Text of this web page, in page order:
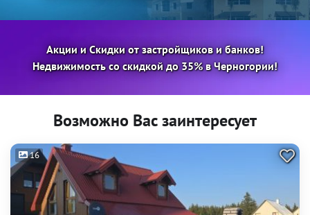
Акции и Скидки от застройщиков и банков!
Недвижимость со скидкой до 35% в Черногории!
Возможно Вас заинтересует
16